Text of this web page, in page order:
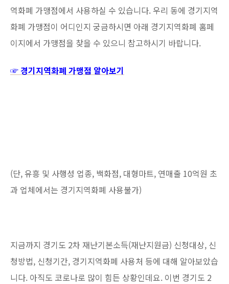
역화폐 가맹점에서 사용하실 수 있습니다. 우리 동에 경기지역
화폐 가맹점이 어디인지 궁금하시면 아래 경기지역화폐 홈페
이지에서 가맹점을 찾을 수 있으니 참고하시기 바랍니다.
☞ 경기지역화폐 가맹점 알아보기
(단, 유흥 및 사행성 업종, 백화점, 대형마트, 연매출 10억원 초
과 업체에서는 경기지역화폐 사용불가)
지금까지 경기도 2차 재난기본소득(재난지원금) 신청대상, 신
청방법, 신청기간, 경기지역화폐 사용처 등에 대해 알아보았습
니다. 아직도 코로나로 많이 힘든 상황인데요. 이번 경기도 2